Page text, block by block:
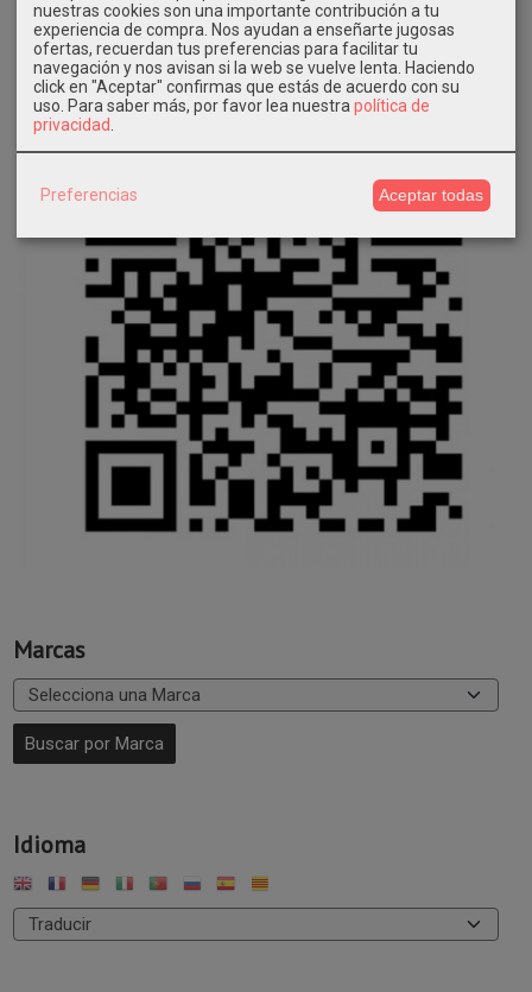
Marcas
Idioma
nuestras cookies son una importante contribución a tu
experiencia de compra. Nos ayudan a enseñarte jugosas
ofertas, recuerdan tus preferencias para facilitar tu
navegación y nos avisan si la web se vuelve lenta. Haciendo
click en "Aceptar" confirmas que estás de acuerdo con su
uso. Para saber más, por favor lea nuestra política de
privacidad
Preferencias Aceptar todas